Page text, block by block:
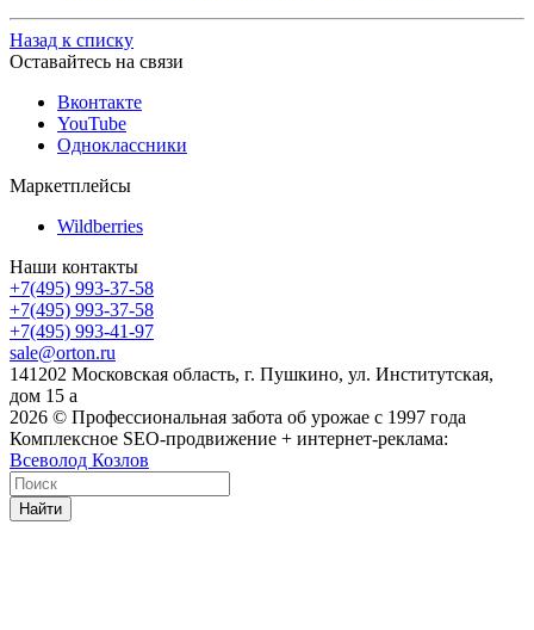
Назад к списку
Оставайтесь на связи
Вконтакте
YouTube
Одноклассники
Маркетплейсы
Wildberries
Наши контакты
+7(495) 993-37-58
+7(495) 993-37-58
+7(495) 993-41-97
sale@orton.ru
141202 Московская область, г. Пушкино, ул. Институтская,
дом 15 а
2026 © Профессиональная забота об урожае с 1997 года
Комплексное SEO-продвижение + интернет-реклама:
Всеволод Козлов
Найти